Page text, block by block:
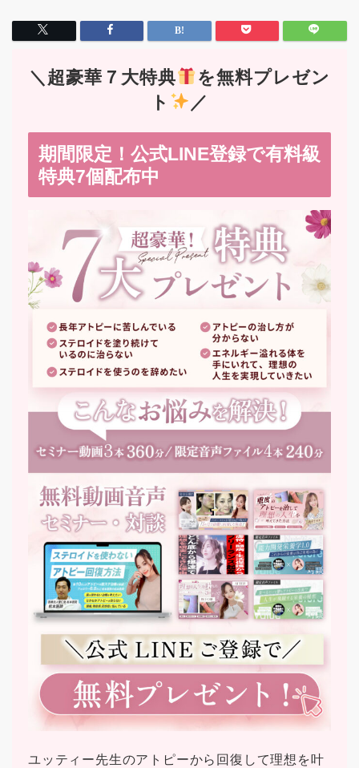
＼超豪華７大特典
を無料プレゼン
ト
／
期間限定！公式LINE登録で有料級
特典7個配布中
ユッティー先生のアトピーから回復して理想を叶